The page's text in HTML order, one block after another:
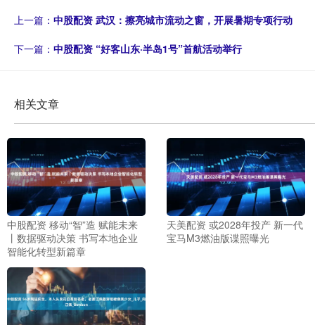
上一篇： 中股配资 武汉：擦亮城市流动之窗，开展暑期专项行动
下一篇： 中股配资 “好客山东·半岛1号”首航活动举行
相关文章
中股配资 移动“智”造 赋能未来
丨数据驱动决策 书写本地企业
智能化转型新篇章
天美配资 或2028年投产 新一代
宝马M3燃油版谍照曝光